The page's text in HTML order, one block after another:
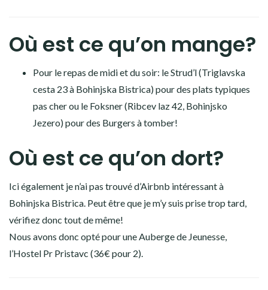
Où est ce qu’on mange?
Pour le repas de midi et du soir: le Strud’l (Triglavska
cesta 23 à Bohinjska Bistrica) pour des plats typiques
pas cher ou le Foksner (Ribcev laz 42, Bohinjsko
Jezero) pour des Burgers à tomber!
Où est ce qu’on dort?
Ici également je n’ai pas trouvé d’Airbnb intéressant à
Bohinjska Bistrica. Peut être que je m’y suis prise trop tard,
vérifiez donc tout de même!
Nous avons donc opté pour une Auberge de Jeunesse,
l’Hostel Pr Pristavc (36€ pour 2).